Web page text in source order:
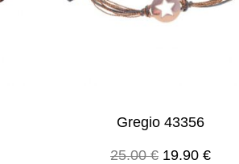
Gregio 43356
25.00€ 19.90 €